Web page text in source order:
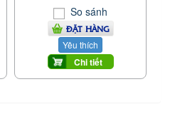
So sánh
ĐẶT HÀNG
Yêu thích
Chi tiết